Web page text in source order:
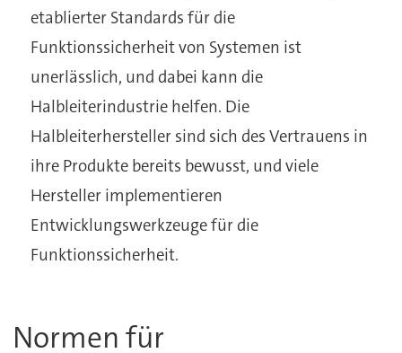
etablierter Standards für die
Funktionssicherheit von Systemen ist
unerlässlich, und dabei kann die
Halbleiterindustrie helfen. Die
Halbleiterhersteller sind sich des Vertrauens in
ihre Produkte bereits bewusst, und viele
Hersteller implementieren
Entwicklungswerkzeuge für die
Funktionssicherheit.
Normen für